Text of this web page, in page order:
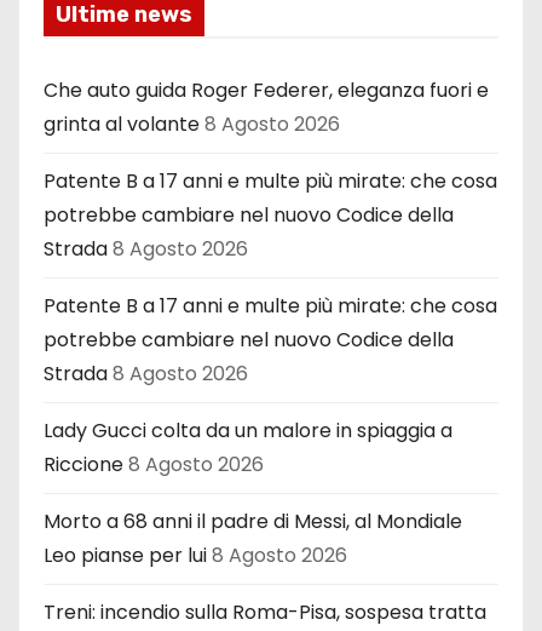
Ultime news
Che auto guida Roger Federer, eleganza fuori e
grinta al volante8 Agosto 2026
Patente B a 17 anni e multe più mirate: che cosa
potrebbe cambiare nel nuovo Codice della
Strada8 Agosto 2026
Patente B a 17 anni e multe più mirate: che cosa
potrebbe cambiare nel nuovo Codice della
Strada8 Agosto 2026
Lady Gucci colta da un malore in spiaggia a
Riccione8 Agosto 2026
Morto a 68 anni il padre di Messi, al Mondiale
Leo pianse per lui8 Agosto 2026
Treni: incendio sulla Roma-Pisa, sospesa tratta